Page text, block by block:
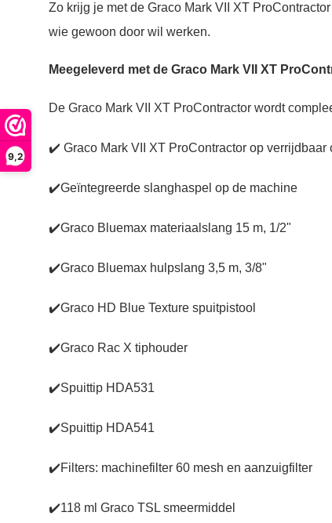
9,2
Zo krijg je met de Graco Mark VII XT
wie gewoon door wil werken.
Meegeleverd met de Graco Mark VII XT
De Graco Mark VII XT ProContractor wordt
✔️ Graco Mark VII XT ProContractor op verrijdbaar
✔️Geïntegreerde slanghaspel op de machine
✔️Graco Bluemax materiaalslang 15 m, 1/2"
✔️Graco Bluemax hulpslang 3,5 m, 3/8"
✔️Graco HD Blue Texture spuitpistool
✔️Graco Rac X tiphouder
✔️Spuittip HDA531
✔️Spuittip HDA541
✔️Filters: machinefilter 60 mesh en aanzuigfilter
✔️118 ml Graco TSL smeermiddel